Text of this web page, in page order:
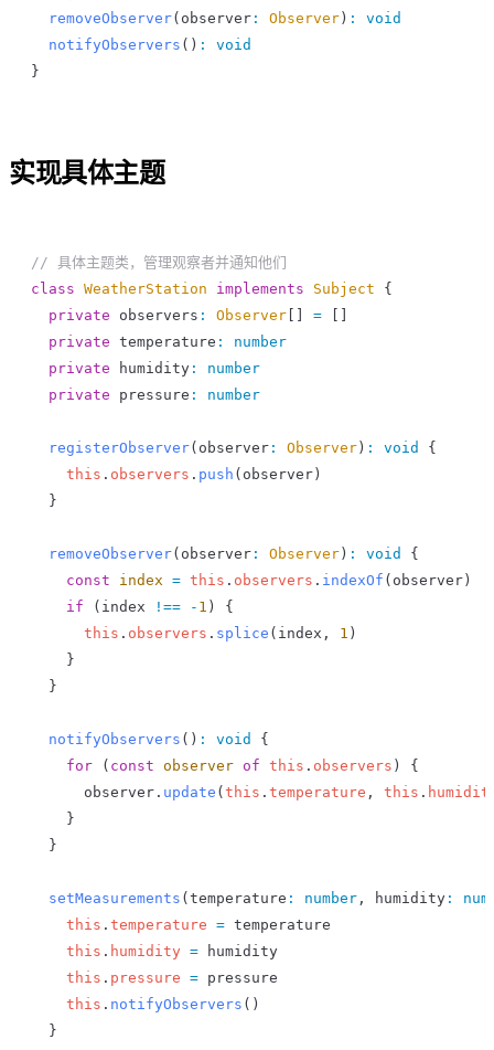
  removeObserver
( observer : Observer ) :
void
  notifyObservers
() :
void
}
实现具体主题
// 具体主题类，管理观察者并通知他们
class WeatherStation implements Subject {
  private
observers : Observer =
  private
temperature :
number
  private
humidity :
number
  private
pressure : number
  registerObserver
( observer : Observer ) : void
{
    this
. observers . push ( observer )
  }
  removeObserver
( observer : Observer ) : void
{
    const
index = this . observers . indexOf ( observer )
    if
( index !== - 1 ) {
      this
. observers . splice ( index , 1 )
    }
  }
  notifyObservers
() : void
{
    for
( const observer of this . observers ) {
      observer
. update ( this . temperature , this .
    }
  }
  setMeasurements
( temperature : number , humidity :
    this
. temperature = temperature
    this
. humidity = humidity
    this
. pressure = pressure
    this
. notifyObservers ()
  }